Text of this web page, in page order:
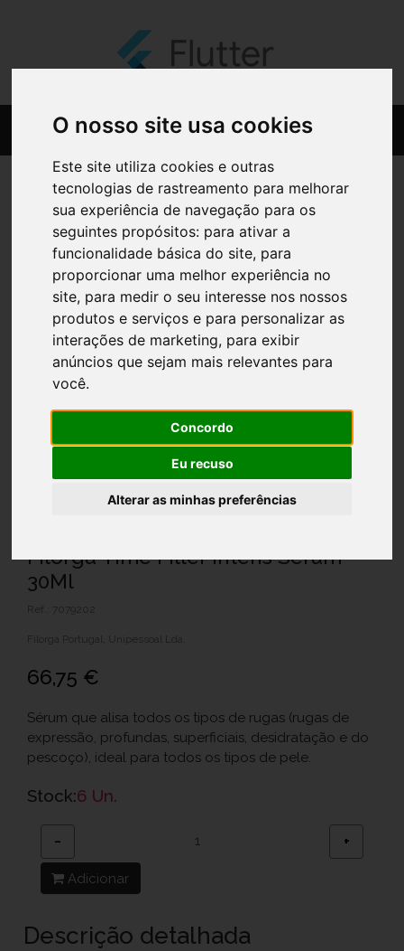
O nosso site usa cookies
Este site utiliza cookies e outras
tecnologias de rastreamento para melhorar
sua experiência de navegação para os
seguintes propósitos: para ativar a
funcionalidade básica do site, para
proporcionar uma melhor experiência no
site, para medir o seu interesse nos nossos
produtos e serviços e para personalizar as
interações de marketing, para exibir
anúncios que sejam mais relevantes para
você.
Concordo
Eu recuso
Alterar as minhas preferências
Filorga Time Filler Intens Serum
30Ml
Ref.: 7079202
Filorga Portugal, Unipessoal Lda.
66,75 €
Sérum que alisa todos os tipos de rugas (rugas de
expressão, profundas, superficiais, desidratação e do
pescoço), ideal para todos os tipos de pele.
Stock:6 Un.
− +
Adicionar
Descrição detalhada